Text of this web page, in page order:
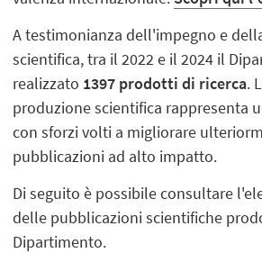
A testimonianza dell'impegno e
scientifica, tra il 2022 e il 2024 il
realizzato 1397 prodotti di ricerca.
produzione scientifica rappresenta
con sforzi volti a migliorare
pubblicazioni ad alto impatto.
Di seguito è possibile consultare
delle pubblicazioni scientifiche
Dipartimento.